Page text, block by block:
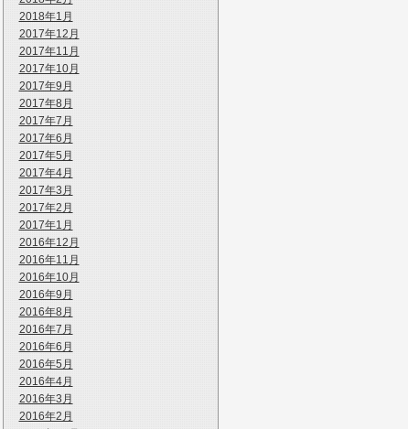
2018年1月
2017年12月
2017年11月
2017年10月
2017年9月
2017年8月
2017年7月
2017年6月
2017年5月
2017年4月
2017年3月
2017年2月
2017年1月
2016年12月
2016年11月
2016年10月
2016年9月
2016年8月
2016年7月
2016年6月
2016年5月
2016年4月
2016年3月
2016年2月